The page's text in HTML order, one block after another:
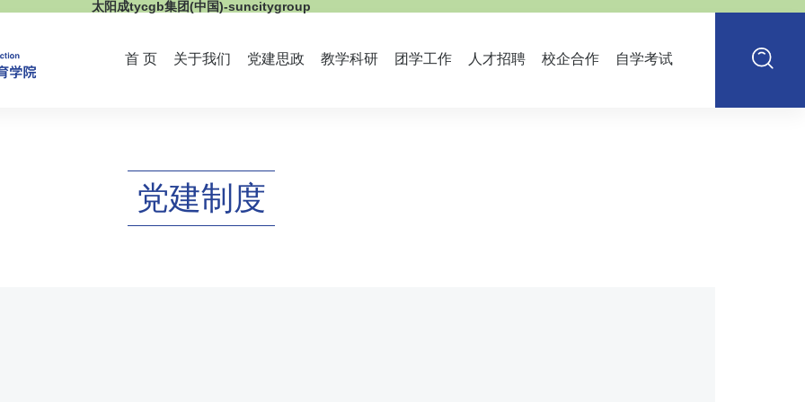
太阳成tycgb集团(中国)-suncitygroup
首 页 关于我们 党建思政 教学科研 团学工作 人才招聘 校企合作 自学考试
党建制度